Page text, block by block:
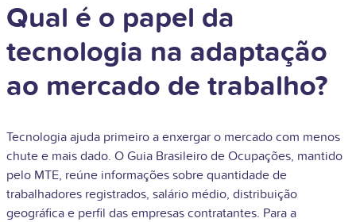
Qual é o papel da
tecnologia na adaptação
ao mercado de trabalho?
Tecnologia ajuda primeiro a enxergar o mercado com menos
chute e mais dado. O Guia Brasileiro de Ocupações, mantido
pelo MTE, reúne informações sobre quantidade de
trabalhadores registrados, salário médio, distribuição
geográfica e perfil das empresas contratantes. Para a